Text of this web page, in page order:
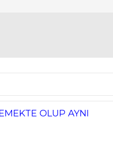
OLUP AYNI